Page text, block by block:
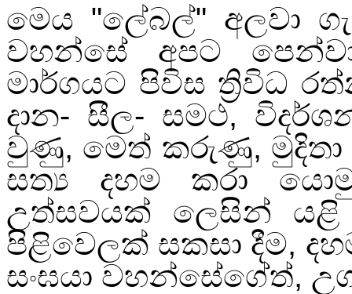
මෙය "ලේබල්" අලවා
වහන්සේ අපට
මාර්ගයට පිවිස ත්‍රිවිධ
දාන- සීල- සමථ,
වුණු, මෙත් කරුණු,
සත්‍ය දහම කරා
උත්සවයක් ලෙසින් යළි
පිළිවෙලක් සකසා දීම,
සංඝයා වහන්සේගේත්,